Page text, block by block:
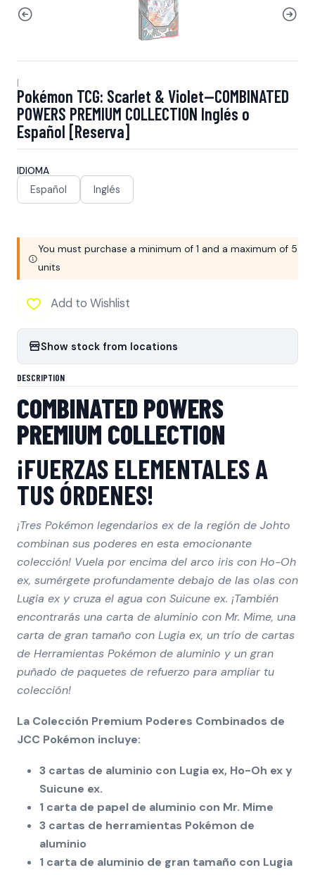
|
Pokémon TCG: Scarlet & Violet—COMBINATED
POWERS PREMIUM COLLECTION Inglés o
Español [Reserva]
IDIOMA
Español Inglés
You must purchase a minimum of 1 and a maximum of 5
units
Add to Wishlist
Show stock from locations
DESCRIPTION
COMBINATED POWERS
PREMIUM COLLECTION
¡FUERZAS ELEMENTALES A
TUS ÓRDENES!
¡Tres Pokémon legendarios ex de la región de Johto
combinan sus poderes en esta emocionante
colección! Vuela por encima del arco iris con Ho-Oh
ex, sumérgete profundamente debajo de las olas con
Lugia ex y cruza el agua con Suicune ex. ¡También
encontrarás una carta de aluminio con Mr. Mime, una
carta de gran tamaño con Lugia ex, un trío de cartas
de Herramientas Pokémon de aluminio y un gran
puñado de paquetes de refuerzo para ampliar tu
colección!
La Colección Premium Poderes Combinados de
JCC Pokémon incluye:
3 cartas de aluminio con Lugia ex, Ho-Oh ex y
Suicune ex.
1 carta de papel de aluminio con Mr. Mime
3 cartas de herramientas Pokémon de
aluminio
1 carta de aluminio de gran tamaño con Lugia